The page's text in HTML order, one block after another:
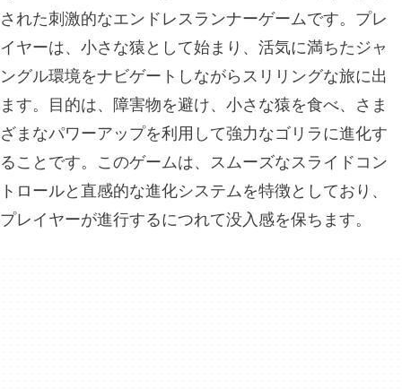
された刺激的なエンドレスランナーゲームです。プレ
イヤーは、小さな猿として始まり、活気に満ちたジャ
ングル環境をナビゲートしながらスリリングな旅に出
ます。目的は、障害物を避け、小さな猿を食べ、さま
ざまなパワーアップを利用して強力なゴリラに進化す
ることです。このゲームは、スムーズなスライドコン
トロールと直感的な進化システムを特徴としており、
プレイヤーが進行するにつれて没入感を保ちます。